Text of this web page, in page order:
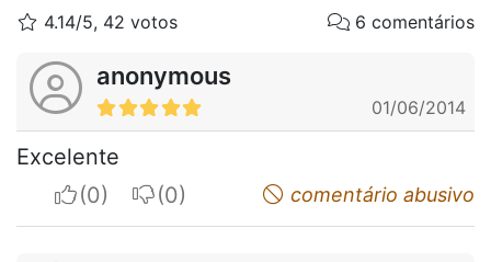
4.14/5, 42 votos 6 comentários
anonymous
01/06/2014
Excelente
I apreciateI do not appreciatecomentário abusivo